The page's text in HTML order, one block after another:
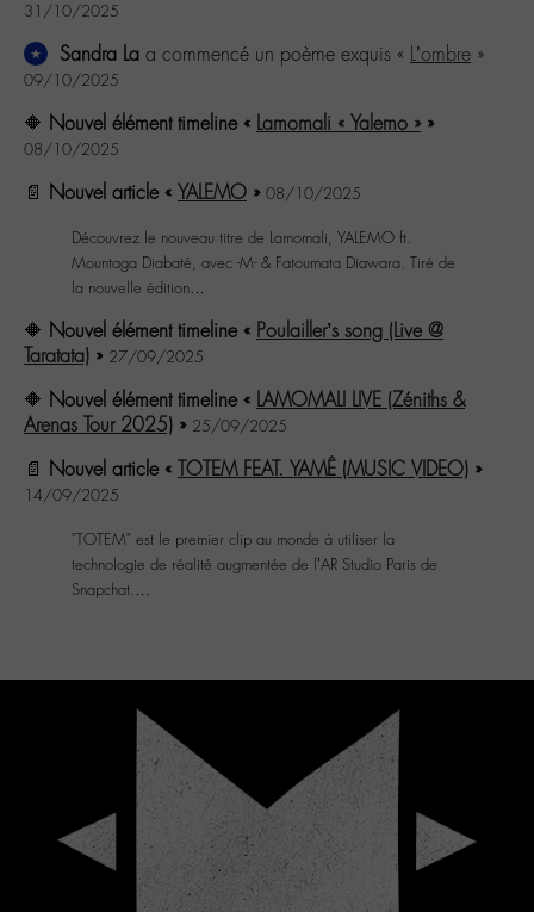
31/10/2025
Sandra La a commencé un poème exquis « L’ombre »
09/10/2025
🔶 Nouvel élément timeline « Lamomali « Yalemo »»
08/10/2025
📄 Nouvel article « YALEMO » 08/10/2025
Découvrez le nouveau titre de Lamomali, YALEMO ft.
Mountaga Diabaté, avec -M- & Fatoumata Diawara. Tiré de
la nouvelle édition…
🔶 Nouvel élément timeline « Poulailler’s song (Live @
Taratata) » 27/09/2025
🔶 Nouvel élément timeline « LAMOMALI LIVE (Zéniths &
Arenas Tour 2025) » 25/09/2025
📄 Nouvel article « TOTEM FEAT. YAMÊ (MUSIC VIDEO) »
14/09/2025
"TOTEM" est le premier clip au monde à utiliser la
technologie de réalité augmentée de l’AR Studio Paris de
Snapchat.…